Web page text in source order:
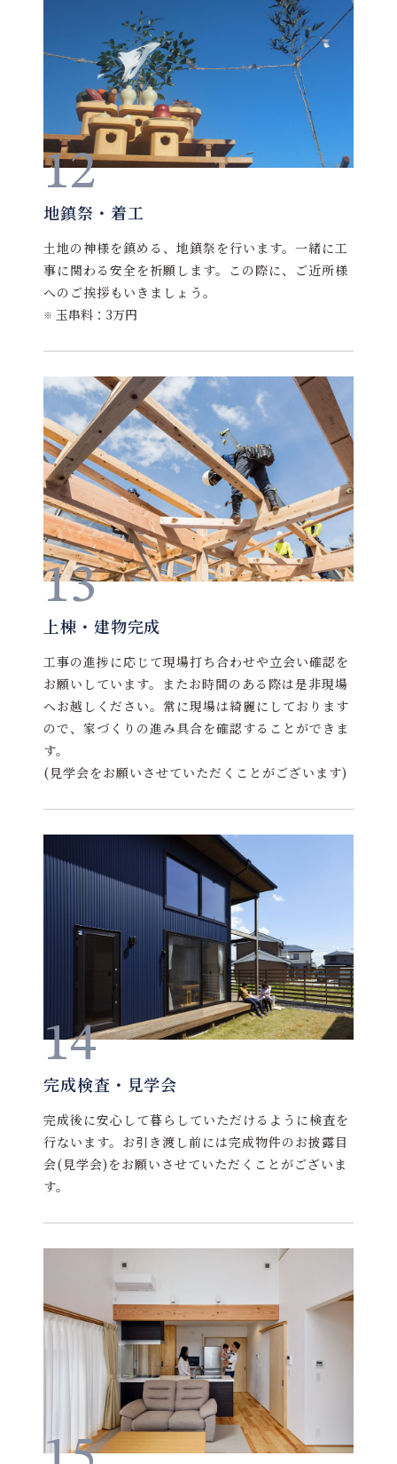
12
地鎮祭・着工
土地の神様を鎮める、地鎮祭を行います。一緒に工
事に関わる安全を祈願します。この際に、ご近所様
へのご挨拶もいきましょう。
玉串料：3万円
13
上棟・建物完成
工事の進捗に応じて現場打ち合わせや立会い確認を
お願いしています。またお時間のある際は是非現場
へお越しください。常に現場は綺麗にしております
ので、家づくりの進み具合を確認することができま
す。
(見学会をお願いさせていただくことがございます)
14
完成検査・見学会
完成後に安心して暮らしていただけるように検査を
行ないます。お引き渡し前には完成物件のお披露目
会(見学会)をお願いさせていただくことがございま
す。